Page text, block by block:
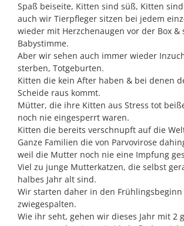
Spaß beiseite, Kitten sind süß, Kitten
auch wir Tierpfleger sitzen bei jedem
wieder mit Herzchenaugen vor der Box &
Babystimme.
Aber wir sehen auch immer wieder
sterben, Totgeburten.
Kitten die kein After haben & bei denen
Scheide raus kommt.
Mütter, die ihre Kitten aus Stress tot
noch nie eingesperrt waren.
Kitten die bereits verschnupft auf die
Ganze Familien die von Parvovirose
weil die Mutter noch nie eine Impfung
Viel zu junge Mutterkatzen, die selbst
halbes Jahr alt sind.
Wir starten daher in den
zwiegespalten.
Wie ihr seht, gehen wir dieses Jahr mit 2